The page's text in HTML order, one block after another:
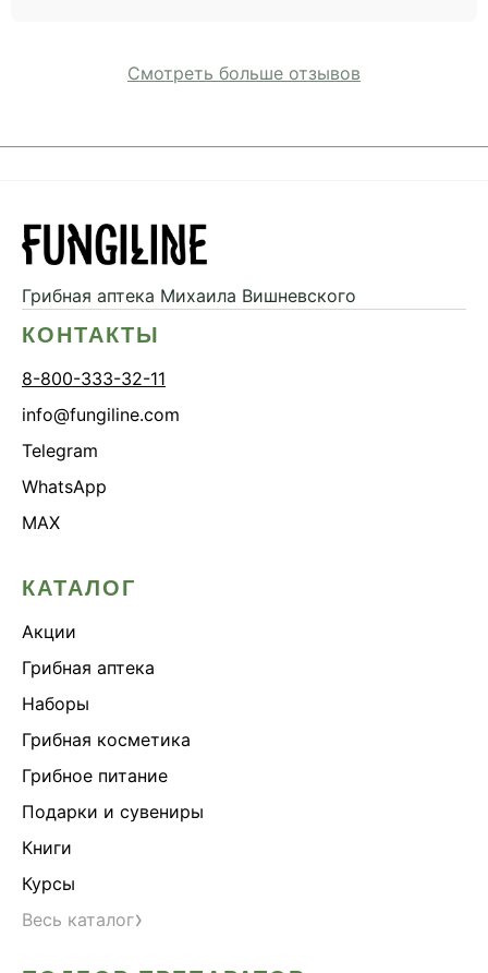
Смотреть больше отзывов
Грибная аптека Михаила Вишневского
КОНТАКТЫ
8-800-333-32-11
info@fungiline.com
Telegram
WhatsApp
MAX
КАТАЛОГ
Акции
Грибная аптека
Наборы
Грибная косметика
Грибное питание
Подарки и сувениры
Книги
Курсы
Весь каталог›